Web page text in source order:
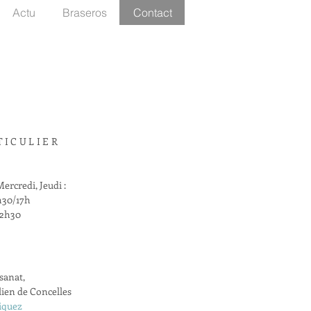
Actu Braseros Contact
Jeudi :
17h
de Concelles